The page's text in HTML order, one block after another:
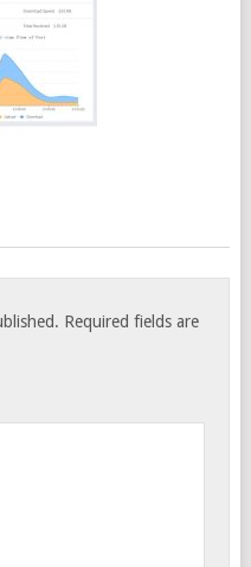
Required fields are